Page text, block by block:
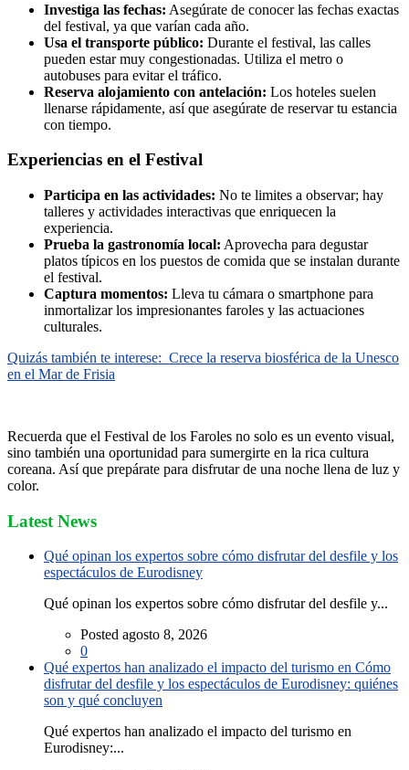
Investiga las fechas: Asegúrate de conocer las fechas exactas
del festival, ya que varían cada año.
Usa el transporte público: Durante el festival, las calles
pueden estar muy congestionadas. Utiliza el metro o
autobuses para evitar el tráfico.
Reserva alojamiento con antelación: Los hoteles suelen
llenarse rápidamente, así que asegúrate de reservar tu estancia
con tiempo.
Experiencias en el Festival
Participa en las actividades: No te limites a observar; hay
talleres y actividades interactivas que enriquecen la
experiencia.
Prueba la gastronomía local: Aprovecha para degustar
platos típicos en los puestos de comida que se instalan durante
el festival.
Captura momentos: Lleva tu cámara o smartphone para
inmortalizar los impresionantes faroles y las actuaciones
culturales.
Quizás también te interese: Crece la reserva biosférica de la Unesco
en el Mar de Frisia
Recuerda que el Festival de los Faroles no solo es un evento visual,
sino también una oportunidad para sumergirte en la rica cultura
coreana. Así que prepárate para disfrutar de una noche llena de luz y
color.
Latest News
Qué opinan los expertos sobre cómo disfrutar del desfile y los
espectáculos de Eurodisney
Qué opinan los expertos sobre cómo disfrutar del desfile y...
Posted agosto 8, 2026
0
Qué expertos han analizado el impacto del turismo en Cómo
disfrutar del desfile y los espectáculos de Eurodisney: quiénes
son y qué concluyen
Qué expertos han analizado el impacto del turismo en
Eurodisney:...